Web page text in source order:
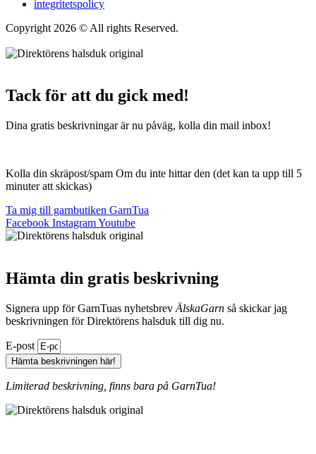
integritetspolicy
Copyright 2026 © All rights Reserved.
Tack för att du gick med!
Dina gratis beskrivningar är nu påväg, kolla din mail inbox!
Kolla din skräpost/spam Om du inte hittar den (det kan ta upp till 5
minuter att skickas)
Ta mig till garnbutiken GarnTua
Facebook InstagramYoutube
Hämta din gratis beskrivning
Signera upp för GarnTuas nyhetsbrev ÄlskaGarn så skickar jag
beskrivningen för Direktörens halsduk till dig nu.
E-post
Hämta beskrivningen här!
Limiterad beskrivning, finns bara på GarnTua!